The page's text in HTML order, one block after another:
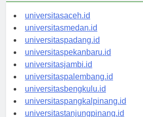
universitasaceh.id
universitasmedan.id
universitaspadang.id
universitaspekanbaru.id
universitasjambi.id
universitaspalembang.id
universitasbengkulu.id
universitaspangkalpinang.id